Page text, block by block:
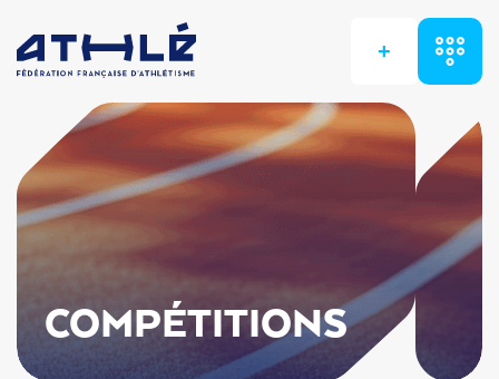
+
COMPÉTITIONS